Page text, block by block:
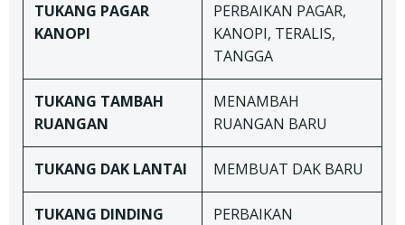
TUKANG PAGAR
KANOPI
PERBAIKAN PAGAR,
KANOPI, TERALIS,
TANGGA
TUKANG TAMBAH
RUANGAN
MENAMBAH
RUANGAN BARU
TUKANG DAK LANTAI MEMBUAT DAK BARU
TUKANG DINDING
PERBAIKAN